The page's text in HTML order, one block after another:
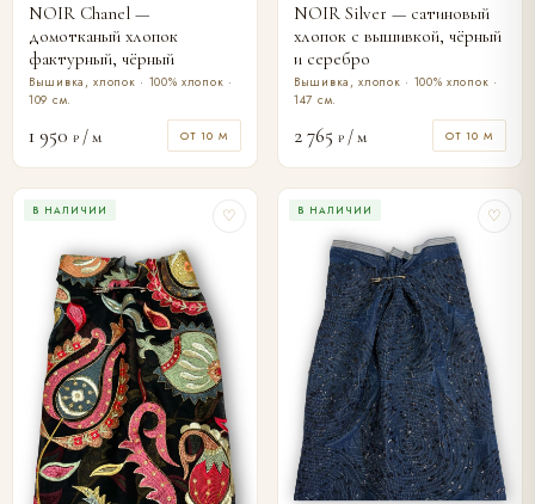
NOIR Chanel —
домотканый хлопок
фактурный, чёрный
Вышивка, хлопок · 100% хлопок ·
109 см.
1 950 ₽ / м ОТ 10 М
NOIR Silver — сатиновый
хлопок с вышивкой, чёрный
и серебро
Вышивка, хлопок · 100% хлопок ·
147 см.
2 765 ₽ / м ОТ 10 М
В НАЛИЧИИ ♡ В НАЛИЧИИ ♡